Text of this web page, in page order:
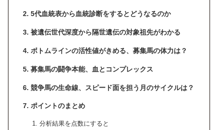
5代血統表から血統診断をするとどうなるのか
被遺伝世代深度から隔世遺伝の対象祖先がわかる
ボトムラインの活性値がきめる、募集馬の体力は？
募集馬の闘争本能、血とコンプレックス
競争馬の生命線、スピード面を担う月のサイクルは？
ポイントのまとめ
分析結果を点数にすると